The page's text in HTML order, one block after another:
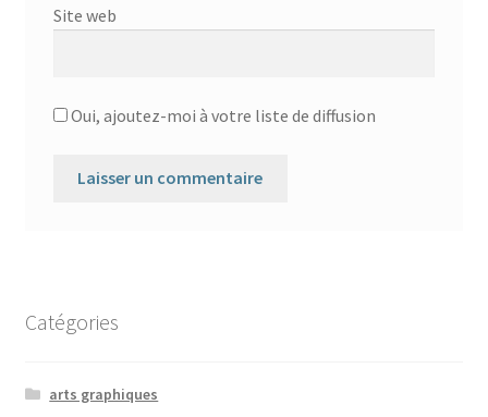
Site web
Oui, ajoutez-moi à votre liste de diffusion
Catégories
arts graphiques